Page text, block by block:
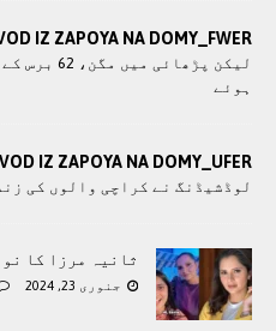
IZ ZAPOYA NA DOMY_FWER
لیکن
ہوئے
IZ ZAPOYA NA DOMY_UFER
لوڈشیڈنگ نے کراچی والوں کی
ثانیہ مرزا کا
جنوری 23, 2024